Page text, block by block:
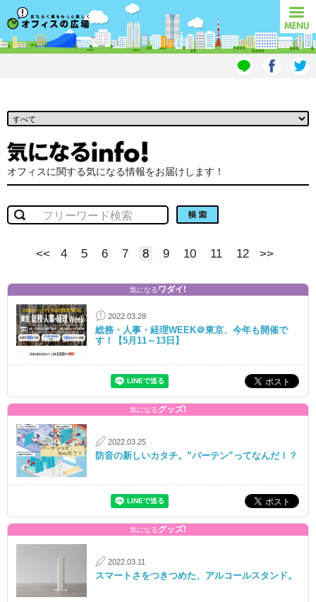
オフィスの広場 MENU
オフィスに関する気になる情報をお届けします！
<< 4 5 6 7 8 9 10 11 12 >>
気になるワダイ!
2022.03.28
総務・人事・経理WEEK＠東京、今年も開催で
す！【5月11～13日】
気になるグッズ!
2022.03.25
防音の新しいカタチ。”パーテン”ってなんだ！？
気になるグッズ!
2022.03.11
スマートさをつきつめた、アルコールスタンド。